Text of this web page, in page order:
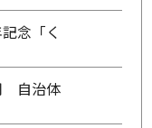
念「く
自治体